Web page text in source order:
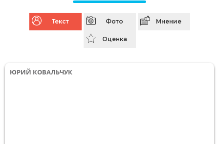
Текст Фото Мнение
Оценка
ЮРИЙ КОВАЛЬЧУК